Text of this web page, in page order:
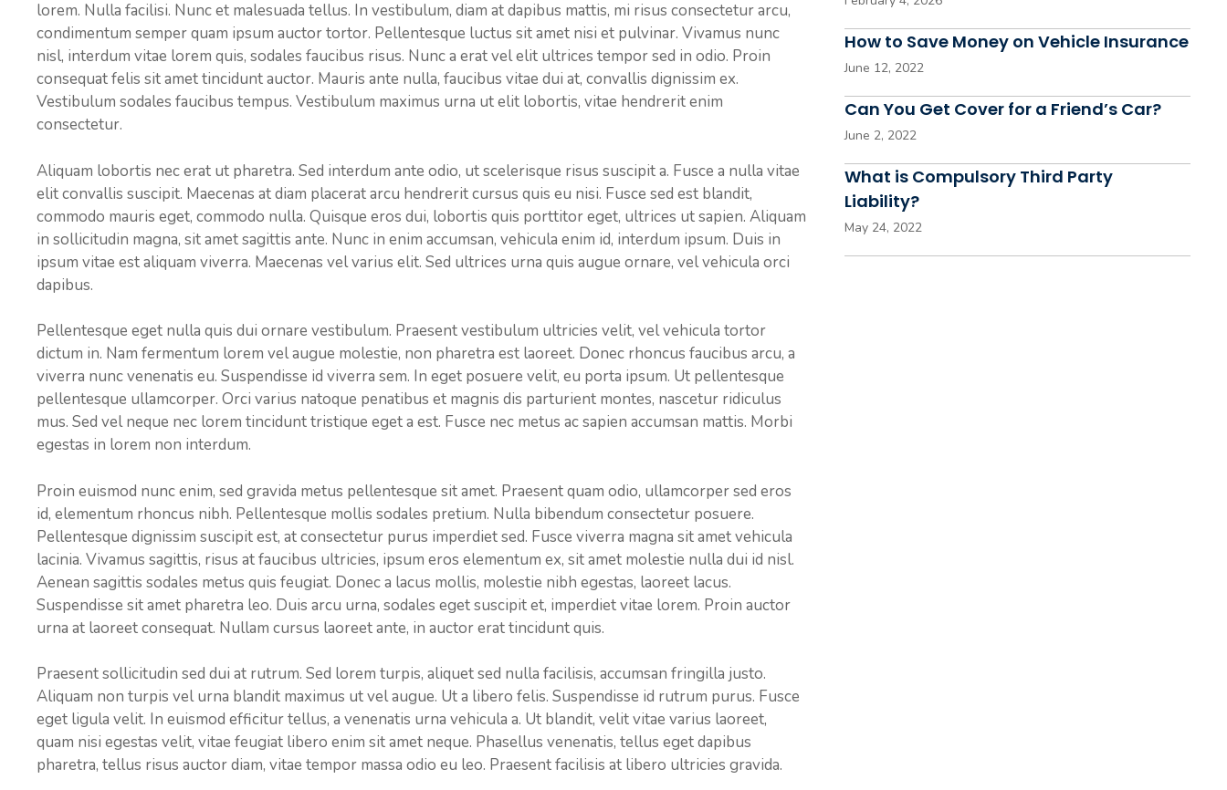
lorem. Nulla facilisi. Nunc et malesuada tellus. In vestibulum, diam at dapibus mattis, mi risus consectetur arcu,
condimentum semper quam ipsum auctor tortor. Pellentesque luctus sit amet nisi et pulvinar. Vivamus nunc
nisl, interdum vitae lorem quis, sodales faucibus risus. Nunc a erat vel elit ultrices tempor sed in odio. Proin
consequat felis sit amet tincidunt auctor. Mauris ante nulla, faucibus vitae dui at, convallis dignissim ex.
Vestibulum sodales faucibus tempus. Vestibulum maximus urna ut elit lobortis, vitae hendrerit enim
consectetur.
Aliquam lobortis nec erat ut pharetra. Sed interdum ante odio, ut scelerisque risus suscipit a. Fusce a nulla vitae
elit convallis suscipit. Maecenas at diam placerat arcu hendrerit cursus quis eu nisi. Fusce sed est blandit,
commodo mauris eget, commodo nulla. Quisque eros dui, lobortis quis porttitor eget, ultrices ut sapien. Aliquam
in sollicitudin magna, sit amet sagittis ante. Nunc in enim accumsan, vehicula enim id, interdum ipsum. Duis in
ipsum vitae est aliquam viverra. Maecenas vel varius elit. Sed ultrices urna quis augue ornare, vel vehicula orci
dapibus.
Pellentesque eget nulla quis dui ornare vestibulum. Praesent vestibulum ultricies velit, vel vehicula tortor
dictum in. Nam fermentum lorem vel augue molestie, non pharetra est laoreet. Donec rhoncus faucibus arcu, a
viverra nunc venenatis eu. Suspendisse id viverra sem. In eget posuere velit, eu porta ipsum. Ut pellentesque
pellentesque ullamcorper. Orci varius natoque penatibus et magnis dis parturient montes, nascetur ridiculus
mus. Sed vel neque nec lorem tincidunt tristique eget a est. Fusce nec metus ac sapien accumsan mattis. Morbi
egestas in lorem non interdum.
Proin euismod nunc enim, sed gravida metus pellentesque sit amet. Praesent quam odio, ullamcorper sed eros
id, elementum rhoncus nibh. Pellentesque mollis sodales pretium. Nulla bibendum consectetur posuere.
Pellentesque dignissim suscipit est, at consectetur purus imperdiet sed. Fusce viverra magna sit amet vehicula
lacinia. Vivamus sagittis, risus at faucibus ultricies, ipsum eros elementum ex, sit amet molestie nulla dui id nisl.
Aenean sagittis sodales metus quis feugiat. Donec a lacus mollis, molestie nibh egestas, laoreet lacus.
Suspendisse sit amet pharetra leo. Duis arcu urna, sodales eget suscipit et, imperdiet vitae lorem. Proin auctor
urna at laoreet consequat. Nullam cursus laoreet ante, in auctor erat tincidunt quis.
Praesent sollicitudin sed dui at rutrum. Sed lorem turpis, aliquet sed nulla facilisis, accumsan fringilla justo.
Aliquam non turpis vel urna blandit maximus ut vel augue. Ut a libero felis. Suspendisse id rutrum purus. Fusce
eget ligula velit. In euismod efficitur tellus, a venenatis urna vehicula a. Ut blandit, velit vitae varius laoreet,
quam nisi egestas velit, vitae feugiat libero enim sit amet neque. Phasellus venenatis, tellus eget dapibus
pharetra, tellus risus auctor diam, vitae tempor massa odio eu leo. Praesent facilisis at libero ultricies gravida.
How to Save Money on Vehicle Insurance
June 12, 2022
Can You Get Cover for a Friend’s Car?
June 2, 2022
What is Compulsory Third Party
Liability?
May 24, 2022